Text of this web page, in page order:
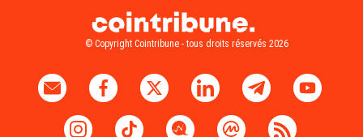
© Copyright Cointribune - tous droits réservés 2026